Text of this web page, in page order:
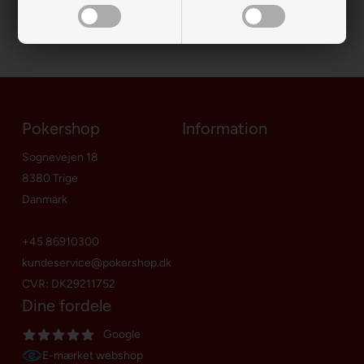
Pokershop
Sognevejen 18
8380 Trige
Danmark
+45 86910300
kundeservice@pokershop.dk
CVR: DK29211752
Information
Dine fordele
Google
E-mærket webshop